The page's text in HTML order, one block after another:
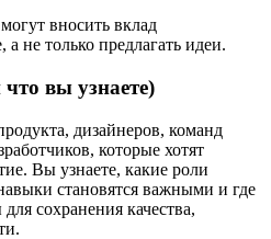
вносить вклад
а не только предлагать идеи.
что вы узнаете)
дизайнеров, команд
которые хотят
Вы узнаете, какие роли
становятся важными и где
сохранения качества,